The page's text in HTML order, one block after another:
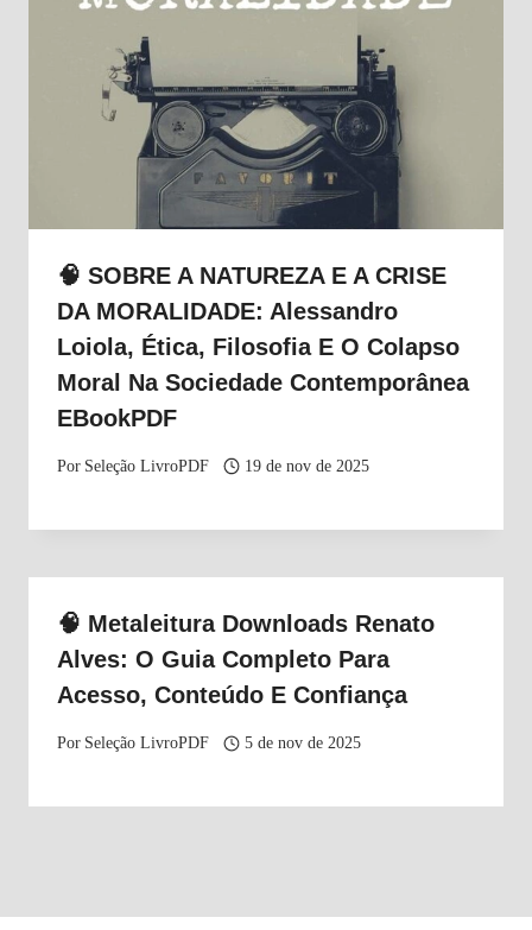
🧠 SOBRE A NATUREZA E A CRISE
DA MORALIDADE: Alessandro
Loiola, Ética, Filosofia E O Colapso
Moral Na Sociedade Contemporânea
EBookPDF
Por Seleção LivroPDF 19 de nov de 2025
🧠 Metaleitura Downloads Renato
Alves: O Guia Completo Para
Acesso, Conteúdo E Confiança
Por Seleção LivroPDF 5 de nov de 2025